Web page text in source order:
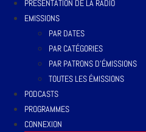
PRÉSENTATION DE LA RADIO
EMISSIONS
PAR DATES
PAR CATÉGORIES
PAR PATRONS D’ÉMISSIONS
TOUTES LES ÉMISSIONS
PODCASTS
PROGRAMMES
CONNEXION